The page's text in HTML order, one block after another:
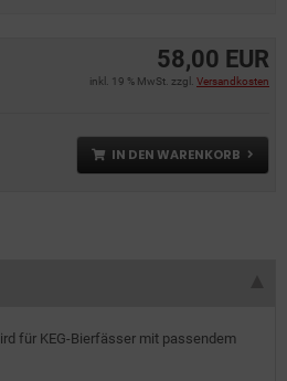
58,00 EUR
inkl. 19 % MwSt. zzgl. Versandkosten
IN DEN WARENKORB
für KEG-Bierfässer mit passendem